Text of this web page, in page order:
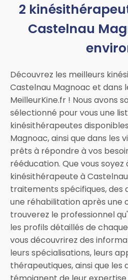
2
Castelnau
Découvrez les meilleurs
Castelnau Magnoac et dans
MeilleurKine.fr ! Nous avons
sélectionné pour vous une
kinésithérapeutes
Magnoac, ainsi que dans les
prêts à répondre à vos
rééducation. Que vous
kinésithérapeute à
traitements spécifiques, des
une réhabilitation après une
trouverez le professionnel
les profils détaillés de
vous découvrirez des
leurs spécialisations, leurs
thérapeutiques, ainsi que les